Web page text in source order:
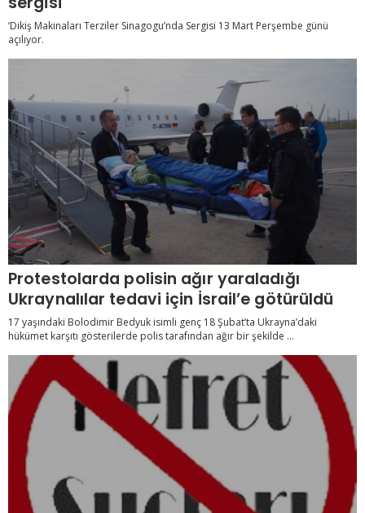
‘Dikiş Makinaları Terziler Sinagogu’nda Sergisi 13 Mart Perşembe günü
açılıyor.
Protestolarda polisin ağır yaraladığı
Ukraynalılar tedavi için İsrail’e götürüldü
17 yaşındaki Bolodimir Bedyuk isimli genç 18 Şubat’ta Ukrayna’daki
hükümet karşıtı gösterilerde polis tarafından ağır bir şekilde ...